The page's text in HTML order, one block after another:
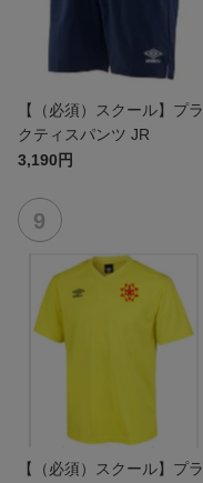
【（必須）スクール】プラ
クティスパンツ JR
3,190円
【（必須）スクール】プラ